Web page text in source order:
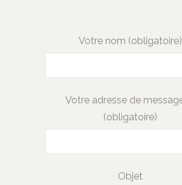
Votre nom (obligatoire)
Votre adresse de
(obligatoire)
Objet